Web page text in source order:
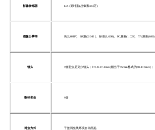
影像传感器 1/2.7英吋型(总像素334万)
图像分辨率 高(2,048*)、标准(2,048 )、标准(1,600)、PC屏幕(1,024)、TV屏幕(640)
镜头 3倍变焦尼克尔镜头；f=5.8-17.4mm(相当于35mm格式的38-115mm)；
数码变焦 4倍
对焦方式 于微弱光线环境自动亮起